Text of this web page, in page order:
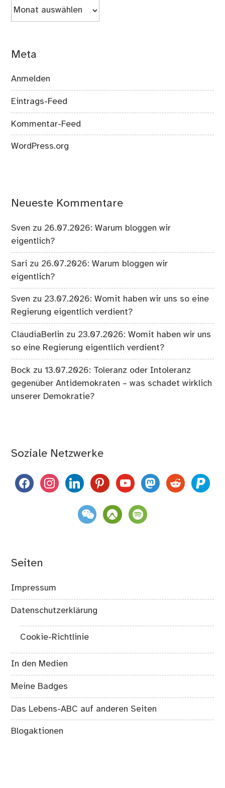
Archiv
Meta
Anmelden
Eintrags-Feed
Kommentar-Feed
WordPress.org
Neueste Kommentare
Sven zu 26.07.2026: Warum bloggen wir
eigentlich?
Sari zu 26.07.2026: Warum bloggen wir
eigentlich?
Sven zu 23.07.2026: Womit haben wir uns so eine
Regierung eigentlich verdient?
ClaudiaBerlin zu 23.07.2026: Womit haben wir uns
so eine Regierung eigentlich verdient?
Bock zu13.07.2026: Toleranz oder Intoleranz
gegenüber Antidemokraten – was schadet wirklich
unserer Demokratie?
Soziale Netzwerke
facebookinstagramlinkedinpinterestyoutubemastodon
reddit paypal
weixin komootspotify
Seiten
Impressum
Datenschutzerklärung
Cookie-Richtlinie
In den Medien
Meine Badges
Das Lebens-ABC auf anderen Seiten
Blogaktionen